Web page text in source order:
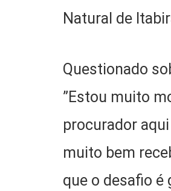
Natural de
Questionado
”Estou muito
procurador
muito bem
que o desafio é